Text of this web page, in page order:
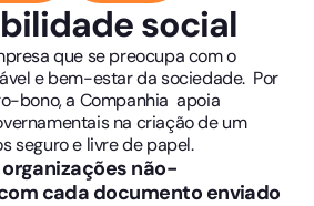
social
que se preocupa com o
e bem-estar da sociedade. Por
bono, a Companhia apoia
na criação de um
seguro e livre de papel.
não-
cada documento enviado